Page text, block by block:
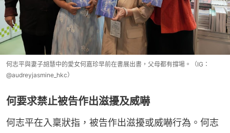
何志平與妻子胡慧中的愛女何嘉珍早前在書展出書，父母都有撐場。（IG：
@audreyjasmine_hkc）
何要求禁止被告作出滋擾及威嚇
何志平在入稟狀指，被告作出滋擾或威嚇行為。何志